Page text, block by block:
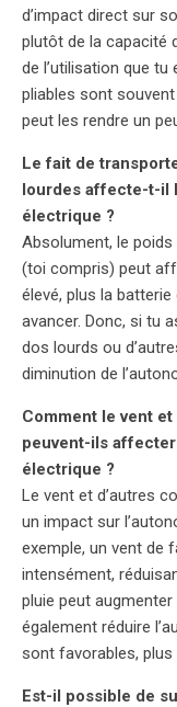
d’impact direct sur
plutôt de la capacité
de l’utilisation que
pliables sont
peut les rendre un
Le fait de
lourdes affecte-t-il
électrique ?
Absolument, le
(toi compris) peut
élevé, plus la
avancer. Donc, si tu
dos lourds ou
diminution de
Comment le vent
peuvent-ils
électrique ?
Le vent et d’autres
un impact sur
exemple, un vent de
intensément,
pluie peut
également réduire
sont favorables,
Est-il possible de